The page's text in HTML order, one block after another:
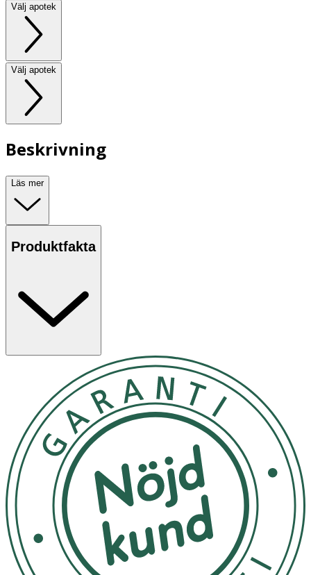
Välj apotek
Välj apotek
Beskrivning
Läs mer
Produktfakta